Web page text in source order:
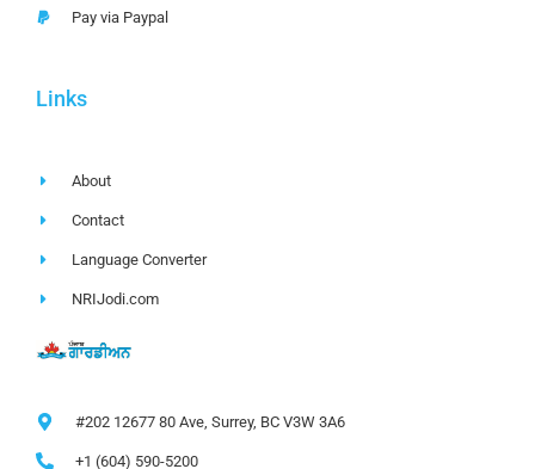
Pay via Paypal
Links
About
Contact
Language Converter
NRIJodi.com
#202 12677 80 Ave, Surrey, BC V3W 3A6
+1 (604) 590-5200